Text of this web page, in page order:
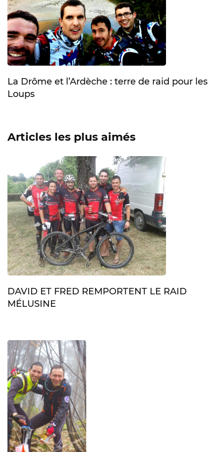
La Drôme et l’Ardèche : terre de raid pour les
Loups
Articles les plus aimés
DAVID ET FRED REMPORTENT LE RAID
MÉLUSINE